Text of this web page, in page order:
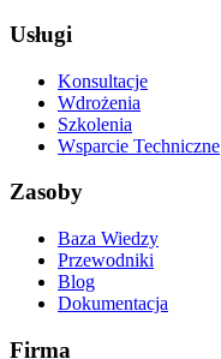
Usługi
Konsultacje
Wdrożenia
Szkolenia
Wsparcie Techniczne
Zasoby
Baza Wiedzy
Przewodniki
Blog
Dokumentacja
Firma